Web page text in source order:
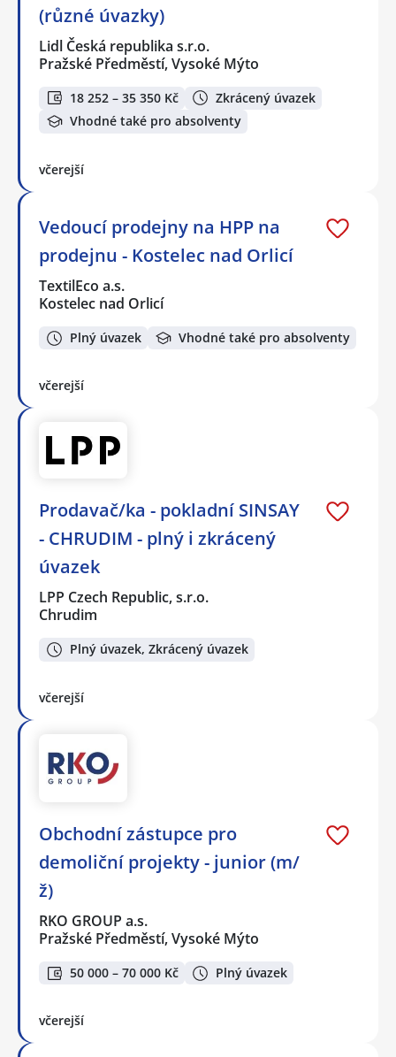
(různé úvazky)
Lidl Česká republika s.r.o.
Pražské Předměstí, Vysoké Mýto
18 252 – 35 350 Kč
Zkrácený úvazek
Vhodné také pro absolventy
včerejší
Vedoucí prodejny na HPP na
prodejnu - Kostelec nad Orlicí
TextilEco a.s.
Kostelec nad Orlicí
Plný úvazek Vhodné také pro absolventy
včerejší
Prodavač/ka - pokladní SINSAY
- CHRUDIM - plný i zkrácený
úvazek
LPP Czech Republic, s.r.o.
Chrudim
Plný úvazek, Zkrácený úvazek
včerejší
Obchodní zástupce pro
demoliční projekty - junior (m/
ž)
RKO GROUP a.s.
Pražské Předměstí, Vysoké Mýto
50 000 – 70 000 Kč Plný úvazek
včerejší